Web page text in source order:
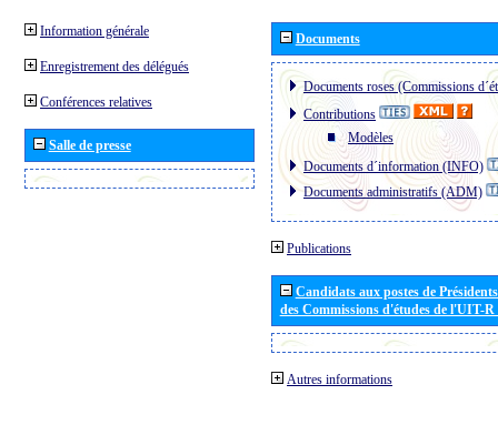
Information générale
Enregistrement des délégués
Conférences relatives
Salle de presse
Documents
Documents roses (Commissions
Contributions
Modèles
Documents d´information (INFO)
Documents administratifs (ADM)
Publications
Candidats aux postes de
des Commissions d'études de l'UIT-
Autres informations